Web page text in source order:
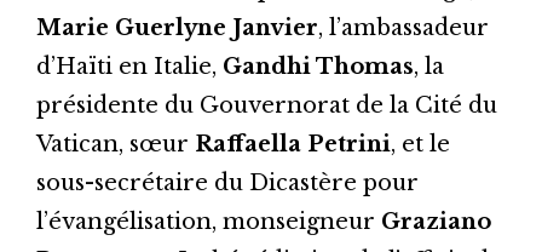
Marie Guerlyne Janvier, l’ambassadeur
d’Haïti en Italie, Gandhi Thomas, la
présidente du Gouvernorat de la Cité du
Vatican, sœur Raffaella Petrini, et le
sous-secrétaire du Dicastère pour
l’évangélisation, monseigneur Graziano